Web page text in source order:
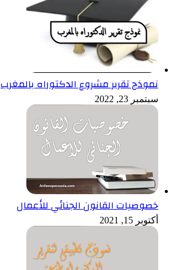
نموذج تقرير مشروع الدكتوراه بالمغرب
سبتمبر 23, 2022
خصوصيات القانون الجنائي للأعمال
أكتوبر 15, 2021